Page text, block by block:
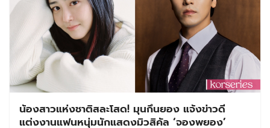
น้องสาวแห่งชาติสละโสด! มุนกึนยอง แจ้งข่าวดี
แต่งงานแฟนหนุ่มนักแสดงมิวสิคัล ‘จองพยอง’